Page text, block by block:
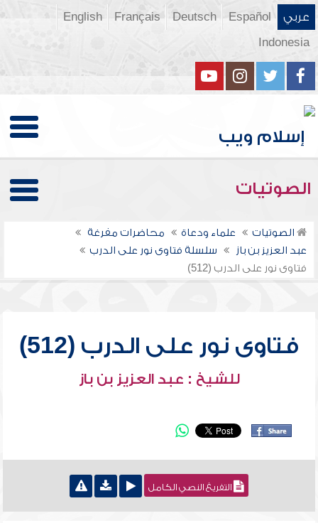
عربي Español
Deutsch
Français
English
Indonesia
الصوتيات
الصوتيات علماء ودعاة
محاضرات مفرغة
عبد العزيز بن باز
سلسلة فتاوى نور على الدرب
فتاوى نور على الدرب (512)
فتاوى نور على الدرب (512)
للشيخ : عبد العزيز بن باز
التفريغ النصي الكامل